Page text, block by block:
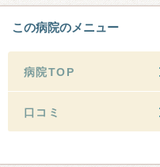
この病院のメニュー
病院TOP
口コミ